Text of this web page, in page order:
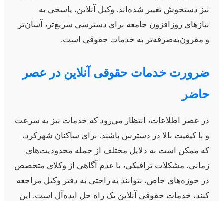
دستخوش تغییر شده‌اند. وکیل آنلاین، پاسخی به
روزافزون جامعه برای دسترسی سریع‌تر، آسان‌تر
مقرون‌به‌صرفه‌تر به خدمات حقوقی است.
خدمات حقوقی آنلاین در عصر
عصر اطلاعات، انتظار می‌رود که خدمات نیز به سرعت
با کیفیت بالا در دسترس باشند. برای ساکنان شهرکرد،
ممکن است به دلایل مختلف از جمله محدودیت‌های
مشکلات ترافیکی، یا عدم آگاهی از وکلای متخصص
حوزه‌های خاص، نتوانند به راحتی به دفتر وکیل مراجعه
خدمات حقوقی آنلاین یک راه حل ایده‌آل است. این